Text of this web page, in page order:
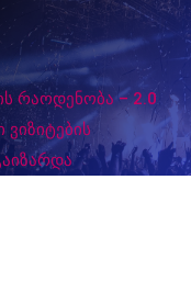
რაოდენობა – 2.0